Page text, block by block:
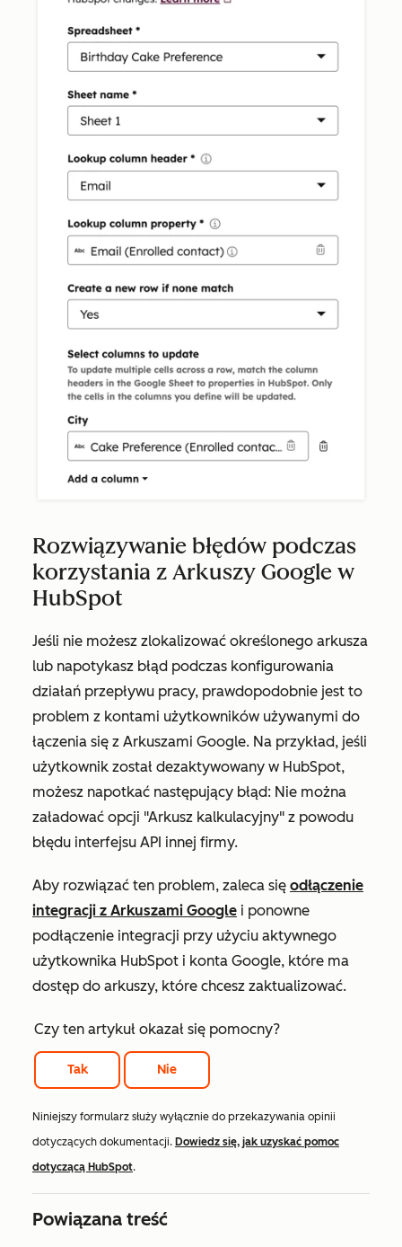
Rozwiązywanie błędów podczas
korzystania z Arkuszy Google w
HubSpot
Jeśli nie możesz zlokalizować określonego arkusza
lub napotykasz błąd podczas konfigurowania
działań przepływu pracy, prawdopodobnie jest to
problem z kontami użytkowników używanymi do
łączenia się z Arkuszami Google. Na przykład, jeśli
użytkownik został dezaktywowany w HubSpot,
możesz napotkać następujący błąd: Nie można
załadować opcji "Arkusz kalkulacyjny" z powodu
błędu interfejsu API innej firmy.
Aby rozwiązać ten problem, zaleca się odłączenie
integracji z Arkuszami Google i ponowne
podłączenie integracji przy użyciu aktywnego
użytkownika HubSpot i konta Google, które ma
dostęp do arkuszy, które chcesz zaktualizować.
Czy ten artykuł okazał się pomocny?
Tak Nie
Niniejszy formularz służy wyłącznie do przekazywania opinii
dotyczących dokumentacji. Dowiedz się, jak uzyskać pomoc
dotyczącą HubSpot.
Powiązana treść